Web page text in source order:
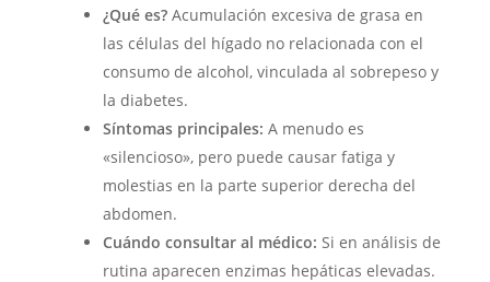
¿Qué es?Acumulación excesiva de grasa en
las células del hígado no relacionada con el
consumo de alcohol, vinculada al sobrepeso y
la diabetes.
Síntomas principales: A menudo es
«silencioso», pero puede causar fatiga y
molestias en la parte superior derecha del
abdomen.
Cuándo consultar al médico: Si en análisis de
rutina aparecen enzimas hepáticas elevadas.